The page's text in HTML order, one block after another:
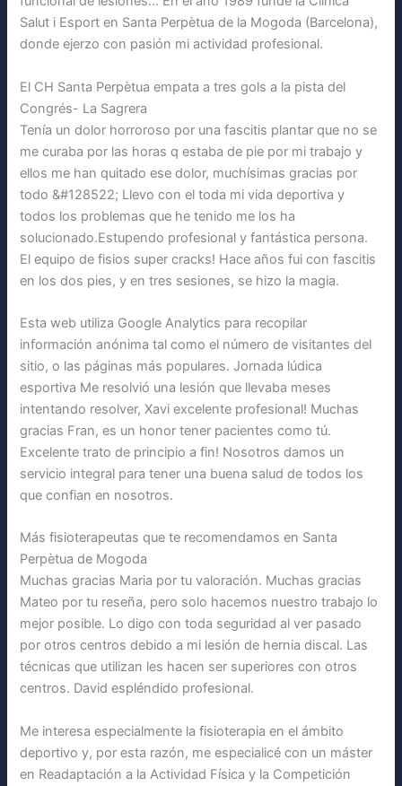
Salut i Esport en Santa Perpètua de la Mogoda (Barcelona),
donde ejerzo con pasión mi actividad profesional.
El CH Santa Perpètua empata a tres gols a la pista del
Congrés- La Sagrera
Tenía un dolor horroroso por una fascitis plantar que no se
me curaba por las horas q estaba de pie por mi trabajo y
ellos me han quitado ese dolor, muchísimas gracias por
todo &#128522; Llevo con el toda mi vida deportiva y
todos los problemas que he tenido me los ha
solucionado.Estupendo profesional y fantástica persona.
El equipo de fisios super cracks! Hace años fui con fascitis
en los dos pies, y en tres sesiones, se hizo la magia.
Esta web utiliza Google Analytics para recopilar
información anónima tal como el número de visitantes del
sitio, o las páginas más populares. Jornada lúdica
esportiva Me resolvió una lesión que llevaba meses
intentando resolver, Xavi excelente profesional! Muchas
gracias Fran, es un honor tener pacientes como tú.
Excelente trato de principio a fin! Nosotros damos un
servicio integral para tener una buena salud de todos los
que confian en nosotros.
Más fisioterapeutas que te recomendamos en Santa
Perpètua de Mogoda
Muchas gracias Maria por tu valoración. Muchas gracias
Mateo por tu reseña, pero solo hacemos nuestro trabajo lo
mejor posible. Lo digo con toda seguridad al ver pasado
por otros centros debido a mi lesión de hernia discal. Las
técnicas que utilizan les hacen ser superiores con otros
centros. David espléndido profesional.
Me interesa especialmente la fisioterapia en el ámbito
deportivo y, por esta razón, me especialicé con un máster
en Readaptación a la Actividad Física y la Competición